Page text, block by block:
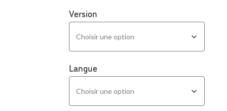
Version
Langue